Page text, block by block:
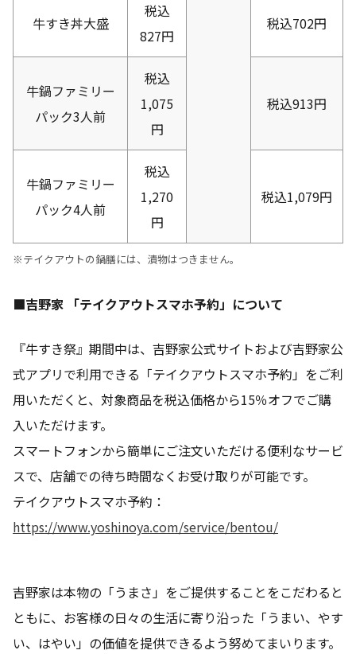
牛すき丼大盛
税込
827円
税込702円
牛鍋ファミリー
パック3人前
税込
1,075
円
税込913円
牛鍋ファミリー
パック4人前
税込
1,270
円
税込1,079円
※テイクアウトの鍋膳には、漬物はつきません。
■吉野家 「テイクアウトスマホ予約」について
『牛すき祭』期間中は、吉野家公式サイトおよび吉野家公
式アプリで利用できる「テイクアウトスマホ予約」をご利
用いただくと、対象商品を税込価格から15％オフでご購
入いただけます。
スマートフォンから簡単にご注文いただける便利なサービ
スで、店舗での待ち時間なくお受け取りが可能です。
テイクアウトスマホ予約：
https://www.yoshinoya.com/service/bentou/
吉野家は本物の「うまさ」をご提供することをこだわると
ともに、お客様の日々の生活に寄り沿った「うまい、やす
い、はやい」の価値を提供できるよう努めてまいります。